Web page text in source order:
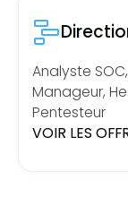
Analyste
Manageur,
Pentesteur
VOIR LES